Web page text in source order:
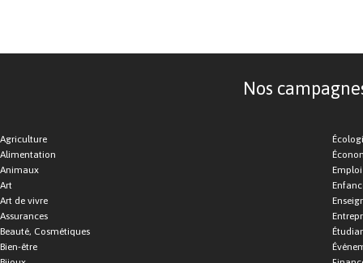
Nos
Agriculture
Alimentation
Animaux
Art
Art de vivre
Assurances
Beauté, Cosmétiques
Bien-être
Emploi